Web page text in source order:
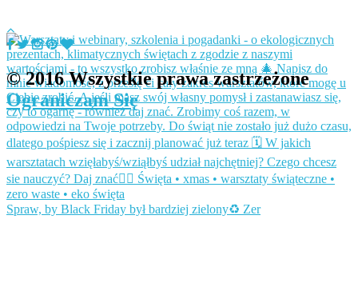
Spraw, by Black Friday był bardziej zielony♻️ Zer
© 2016 Wszystkie prawa zastrzeżone
Ograniczam Się